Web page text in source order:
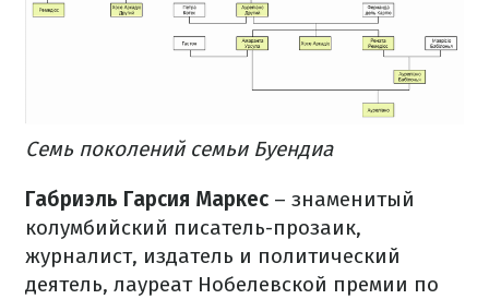
Семь поколений семьи Буендиа
Габриэль Гарсия Маркес – знаменитый
колумбийский писатель-прозаик,
журналист, издатель и политический
деятель, лауреат Нобелевской премии по